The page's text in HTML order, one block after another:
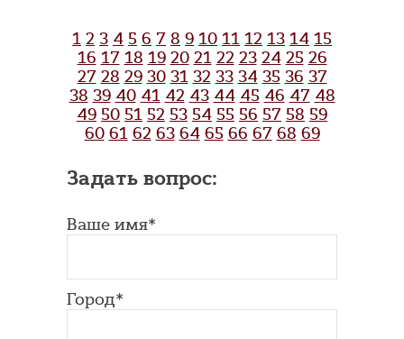
1 2 3 4 5 6 7 8 9 10 11 12 13 14 15
16 17 18 19 20 21 22 23 24 25 26
27 28 29 30 31 32 33 34 35 36 37
38 39 40 41 42 43 44 45 46 47 48
49 50 51 52 53 54 55 56 57 58 59
60 61 62 63 64 65 66 67 68 69
Задать вопрос:
Ваше имя*
Город*